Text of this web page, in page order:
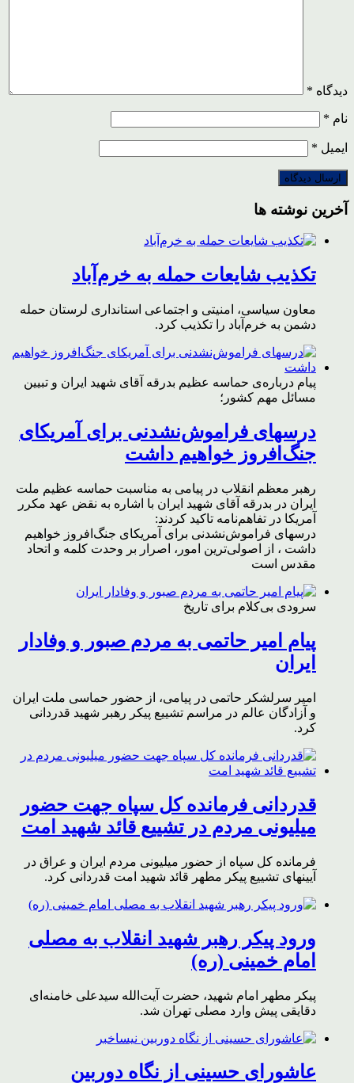
دیدگاه *
نام *
ایمیل *
آخرین نوشته ها
تکذیب شایعات حمله به خرم‌آباد
معاون سیاسی، امنیتی و اجتماعی استانداری لرستان حمله
دشمن به خرم‌آباد را تکذیب کرد.
پیام درباره‌ی حماسه عظیم بدرقه آقای شهید ایران و تبیین
مسائل مهم کشور؛
درسهای فراموش‌نشدنی برای آمریکای
جنگ‌افروز خواهیم داشت
رهبر معظم انقلاب در پیامی به مناسبت حماسه عظیم ملت
ایران در بدرقه آقای شهید ایران با اشاره به نقض عهد مکرر
آمریکا در تفاهم‌نامه تاکید کردند:
درسهای فراموش‌نشدنی برای آمریکای جنگ‌افروز خواهیم
داشت ، از اصولی‌ترین امور، اصرار بر وحدت کلمه و اتحاد
مقدس است
سرودی بی‌کلام برای تاریخ
پیام امیر حاتمی به مردم صبور و وفادار
ایران
امیر سرلشکر حاتمی در پیامی، از حضور حماسی ملت ایران
و آزادگان عالم در مراسم تشییع پیکر رهبر شهید قدردانی
کرد.
قدردانی فرمانده کل سپاه جهت حضور
میلیونی مردم در تشییع قائد شهید امت
فرمانده کل سپاه از حضور میلیونی مردم ایران و عراق در
آیینهای تشییع پیکر مطهر قائد شهید امت قدردانی کرد.
ورود پیکر رهبر شهید انقلاب به مصلی
امام خمینی (ره)
پیکر مطهر امام شهید،‌ حضرت آیت‌الله سیدعلی خامنه‌ای
دقایقی پیش وارد مصلی تهران شد.
عاشورای حسینی از نگاه دوربین